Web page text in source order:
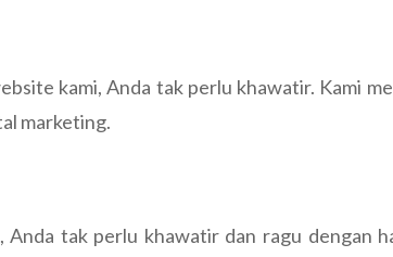
kami, Anda tak perlu khawatir. Kami
marketing.
Anda tak perlu khawatir dan ragu dengan